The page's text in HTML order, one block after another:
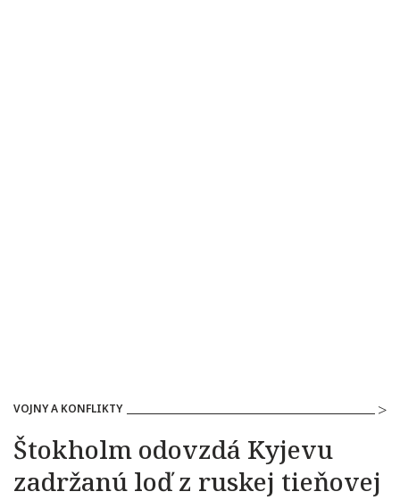
VOJNY A KONFLIKTY
Štokholm odovzdá Kyjevu
zadržanú loď z ruskej tieňovej